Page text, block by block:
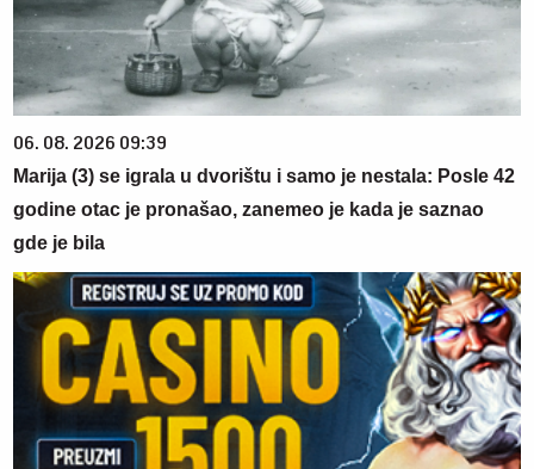
06. 08. 2026 09:39
Marija (3) se igrala u dvorištu i samo je nestala: Posle 42
godine otac je pronašao, zanemeo je kada je saznao
gde je bila